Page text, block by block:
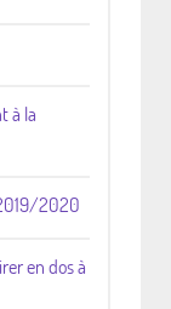
à la
2020
en dos à